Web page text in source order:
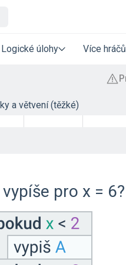
Logické úlohy Více hráčů
a větvení (těžké)
pro x = 6?